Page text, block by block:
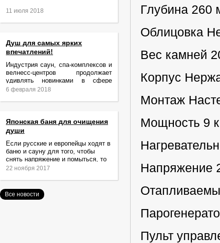
Глубина 260
Облицовка
Вес камней
Корпус
Монтаж
Мощность 9
Напряжение
Пульт
11 июля 2018
Душ для самых ярких
впечатлений!
Индустрия саун, спа-комплексов и
велнесс-центров продолжает
удивлять новинками в сфере
релаксации и ухода за телом.
6 февраля 2018
Японская баня для очищения
души
Если русские и европейцы ходят в
баню и сауну для того, чтобы
снять напряжение и помыться, то
жители Японии идут туда за
22 ноября 2017
Все новости